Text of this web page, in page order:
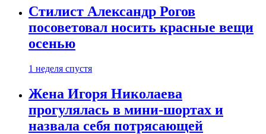
Стилист Александр Рогов
посоветовал носить красные вещи
осенью
1 неделя спустя
Жена Игоря Николаева
прогулялась в мини-шортах и
назвала себя потрясающей